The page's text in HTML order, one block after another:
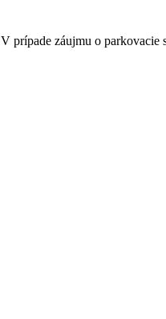
V prípade záujmu o parkovacie